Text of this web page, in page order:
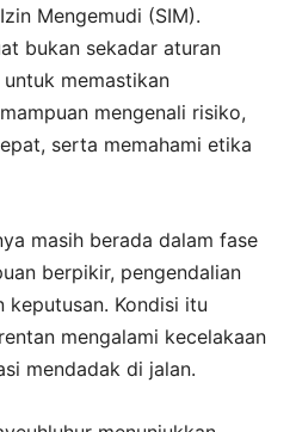
Mengemudi (SIM).
bukan sekadar aturan
memastikan
mengenali risiko,
serta memahami etika
masih berada dalam fase
berpikir, pengendalian
keputusan. Kondisi itu
mengalami kecelakaan
mendadak di jalan.